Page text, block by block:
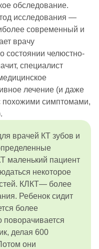
обследование.
исследования —
современный и
врачу
челюстно-
специалист
лечение (и даже
похожими симптомами,
врачей КТ зубов и
маленький пациент
некоторое
КЛКТ— более
Ребенок сидит
более
поворачивается
делая 600
они